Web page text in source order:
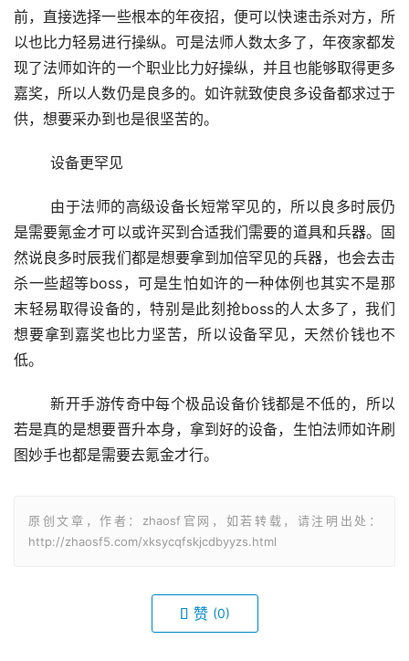
前，直接选择一些根本的年夜招，便可以快速击杀对方，所
以也比力轻易进行操纵。可是法师人数太多了，年夜家都发
现了法师如许的一个职业比力好操纵，并且也能够取得更多
嘉奖，所以人数仍是良多的。如许就致使良多设备都求过于
供，想要采办到也是很坚苦的。
	设备更罕见
是需要氪金才可以或许买到合适我们需要的道具和兵器。固
然说良多时辰我们都是想要拿到加倍罕见的兵器，也会去击
杀一些超等boss，可是生怕如许的一种体例也其实不是那
末轻易取得设备的，特别是此刻抢boss的人太多了，我们
想要拿到嘉奖也比力坚苦，所以设备罕见，天然价钱也不
低。
	新开手游传奇中每个极品设备价钱都是不低的，所以
若是真的是想要晋升本身，拿到好的设备，生怕法师如许刷
图妙手也都是需要去氪金才行。
原创文章，作者：zhaosf官网，如若转载，请注明出处：
http://zhaosf5.com/xksycqfskjcdbyyzs.html
赞 (0)